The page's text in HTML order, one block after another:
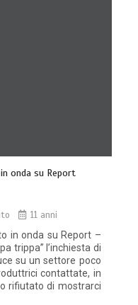
onda su Report
11 anni
in onda su Report –
trippa” l’inchiesta di
su un settore poco
contattate, in
rifiutato di mostrarci